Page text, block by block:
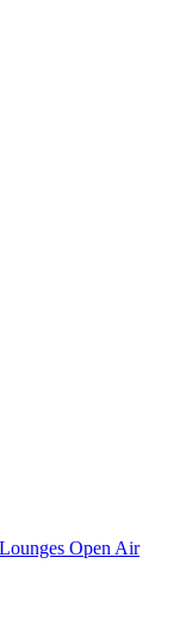
Open Air